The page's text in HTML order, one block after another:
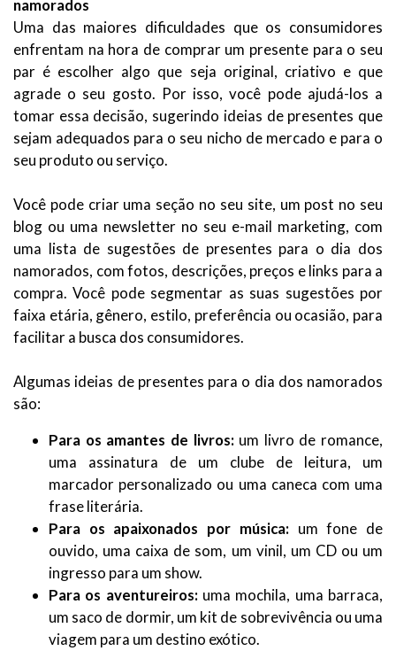
namorados
Uma das maiores dificuldades que os consumidores
enfrentam na hora de comprar um presente para o seu
par é escolher algo que seja original, criativo e que
agrade o seu gosto. Por isso, você pode ajudá-los a
tomar essa decisão, sugerindo ideias de presentes que
sejam adequados para o seu nicho de mercado e para o
seu produto ou serviço.
Você pode criar uma seção no seu site, um post no seu
blog ou uma newsletter no seu e-mail marketing, com
uma lista de sugestões de presentes para o dia dos
namorados, com fotos, descrições, preços e links para a
compra. Você pode segmentar as suas sugestões por
faixa etária, gênero, estilo, preferência ou ocasião, para
facilitar a busca dos consumidores.
Algumas ideias de presentes para o dia dos namorados
são:
Para os amantes de livros:um livro de romance,
uma assinatura de um clube de leitura, um
marcador personalizado ou uma caneca com uma
frase literária.
Para os apaixonados por música: um fone de
ouvido, uma caixa de som, um vinil, um CD ou um
ingresso para um show.
Para os aventureiros: uma mochila, uma barraca,
um saco de dormir, um kit de sobrevivência ou uma
viagem para um destino exótico.